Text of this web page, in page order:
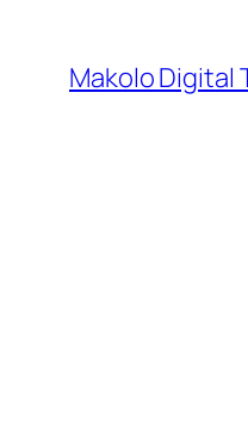
Makolo Digital